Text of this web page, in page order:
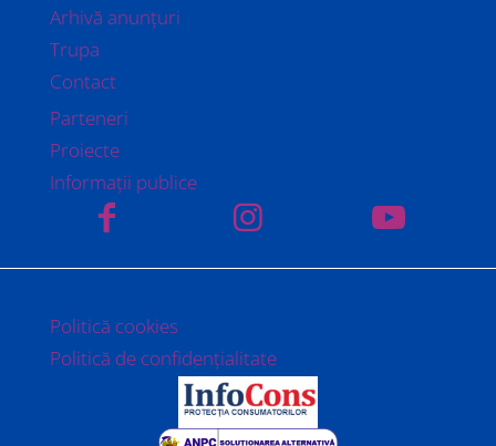
Arhivă anunțuri
Trupa
Contact
Parteneri
Proiecte
Informații publice
Politică cookies
Politică de confidențialitate